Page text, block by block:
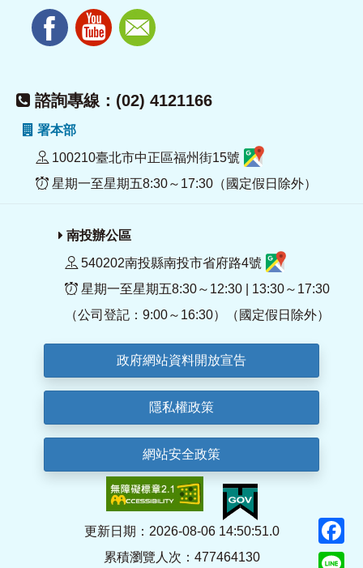
諮詢專線：(02) 4121166
署本部
100210臺北市中正區福州街15號
星期一至星期五8:30～17:30（國定假日除外）
南投辦公區
540202南投縣南投市省府路4號
星期一至星期五8:30～12:30 | 13:30～17:30
（公司登記：9:00～16:30）（國定假日除外）
政府網站資料開放宣告
隱私權政策
網站安全政策
更新日期：2026-08-06 14:50:51.0
累積瀏覽人次：477464130